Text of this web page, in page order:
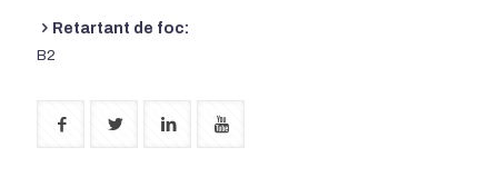
Retartant de foc:
B2